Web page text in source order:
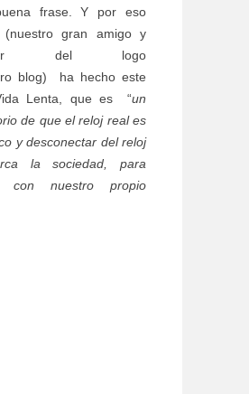
frase. Y por eso
(nuestro gran amigo y
del logo
blog) ha hecho este
Lenta, que es “un
de que el reloj real es
y desconectar del reloj
la sociedad, para
con nuestro propio